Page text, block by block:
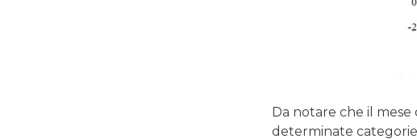
Da notare che il
determinate